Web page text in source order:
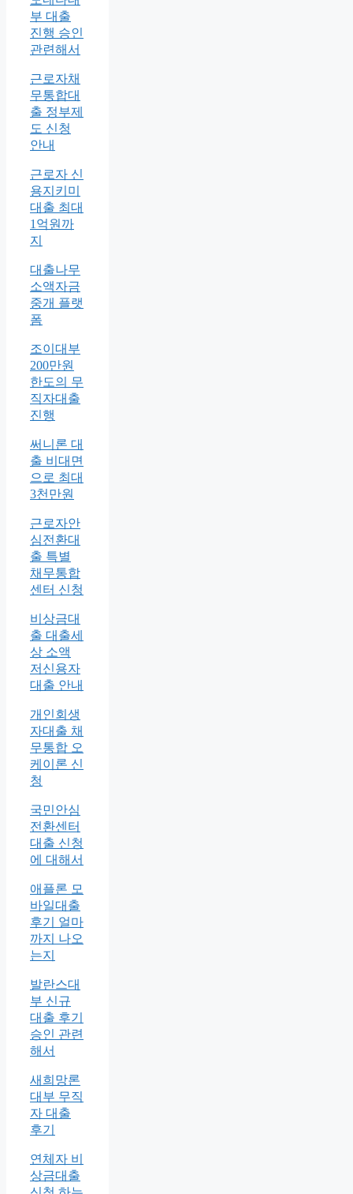
부 대출
진행 승인
관련해서
근로자채
무통합대
출 정부제
도 신청
안내
근로자 신
용지키미
대출 최대
1억원까
지
대출나무
소액자금
중개 플랫
폼
조이대부
200만원
한도의 무
직자대출
진행
써니론 대
출 비대면
으로 최대
3천만원
근로자안
심전환대
출 특별
채무통합
센터 신청
비상금대
출 대출세
상 소액
저신용자
대출 안내
개인회생
자대출 채
무통합 오
케이론 신
청
국민안심
전환센터
대출 신청
에 대해서
애플론 모
바일대출
후기 얼마
까지 나오
는지
발란스대
부 신규
대출 후기
승인 관련
해서
새희망론
대부 무직
자 대출
후기
연체자 비
상금대출